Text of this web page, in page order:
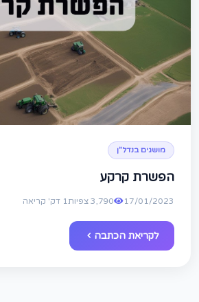
מושגים בנדל"ן
הפשרת קרקע
17/01/2023 3,790 צפיות 1 דק' קריאה
לקריאת הכתבה